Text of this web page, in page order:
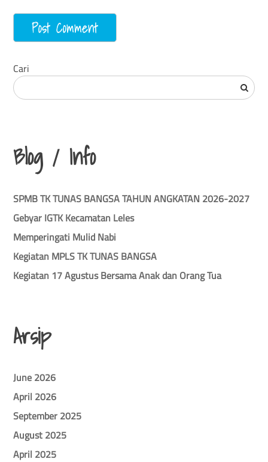
Cari
Blog / Info
SPMB TK TUNAS BANGSA TAHUN ANGKATAN 2026-2027
Gebyar IGTK Kecamatan Leles
Memperingati Mulid Nabi
Kegiatan MPLS TK TUNAS BANGSA
Kegiatan 17 Agustus Bersama Anak dan Orang Tua
Arsip
June 2026
April 2026
September 2025
August 2025
April 2025